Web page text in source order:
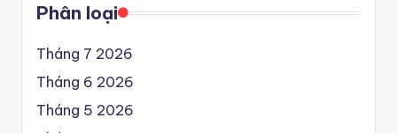
Phân loại
Tháng 7 2026
Tháng 6 2026
Tháng 5 2026